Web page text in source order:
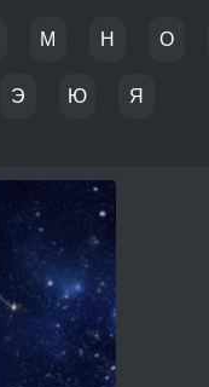
М Н О
Э Ю Я